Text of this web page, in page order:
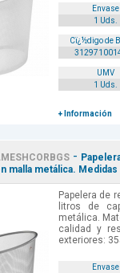
Envase
1 Uds.
Cï¿½digo de
UMV
1 Uds.
+ Información
-
malla metálica.
Papelera de
litros de
metálica.
calidad y
exteriores:
Envase